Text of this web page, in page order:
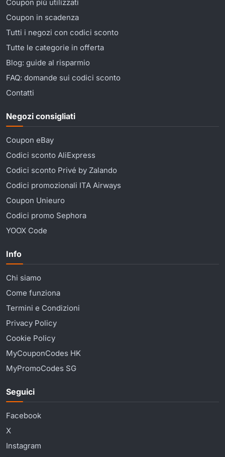
Coupon più utilizzati
Coupon in scadenza
Tutti i negozi con codici sconto
Tutte le categorie in offerta
Blog: guide al risparmio
FAQ: domande sui codici sconto
Contatti
Negozi consigliati
Coupon eBay
Codici sconto AliExpress
Codici sconto Privé by Zalando
Codici promozionali ITA Airways
Coupon Unieuro
Codici promo Sephora
YOOX Code
Info
Chi siamo
Come funziona
Termini e Condizioni
Privacy Policy
Cookie Policy
MyCouponCodes HK
MyPromoCodes SG
Seguici
Facebook
X
Instagram